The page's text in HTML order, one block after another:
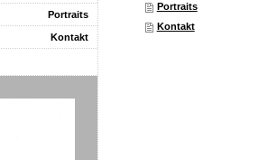
Portraits
Kontakt
Portraits
Kontakt